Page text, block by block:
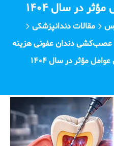
در سال ۱۴۰۴
مقالات دندانپزشکی
عصب‌کشی دندان عفونی هزینه
مؤثر در سال ۱۴۰۴